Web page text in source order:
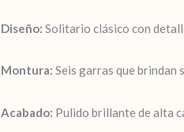
Diseño: Solitario clásico con
Montura: Seis garras que brindan
Acabado: Pulido brillante de alta